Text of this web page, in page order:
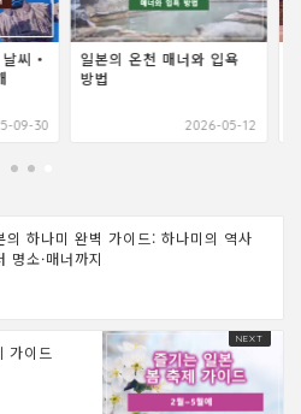
천 매너와 입욕
일본 신사의 예절과 매
2026-
의 하나미 완벽 가이드: 하나미의 역사
명소·매너까지
가이드